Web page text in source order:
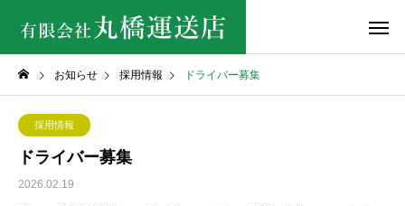
お知らせ 採用情報 ドライバー募集
採用情報
ドライバー募集
2026.02.19